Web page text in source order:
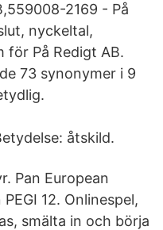
2169 - På
nyckeltal,
för På Redigt AB.
73 synonymer i 9
åtskild.
Pan European
12. Onlinespel,
smälta in och börja